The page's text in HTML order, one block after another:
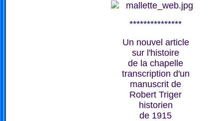
***************
Un nouvel article
sur l'histoire
de la chapelle
transcription d'un
manuscrit de
Robert Triger
historien
de 1915